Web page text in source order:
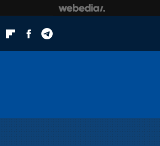
Twitter FlipboardFacebook